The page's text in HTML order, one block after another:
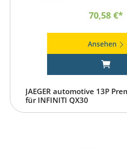
70,58 €*
Ansehen
JAEGER automotive 13P
für INFINITI QX30